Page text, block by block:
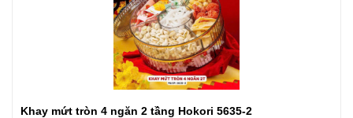
Khay mứt tròn 4 ngăn 2 tầng Hokori 5635-2